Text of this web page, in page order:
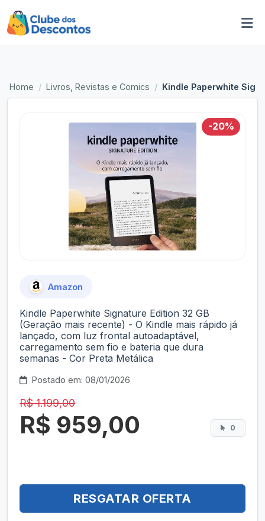
Home Livros, Revistas e Comics Kindle Paperwhite
-20%
Amazon
Kindle Paperwhite Signature Edition 32 GB
(Geração mais recente) - O Kindle mais rápido já
lançado, com luz frontal autoadaptável,
carregamento sem fio e bateria que dura
semanas - Cor Preta Metálica
Postado em: 08/01/2026
R$ 1.199,00
R$ 959,00 0
RESGATAR OFERTA